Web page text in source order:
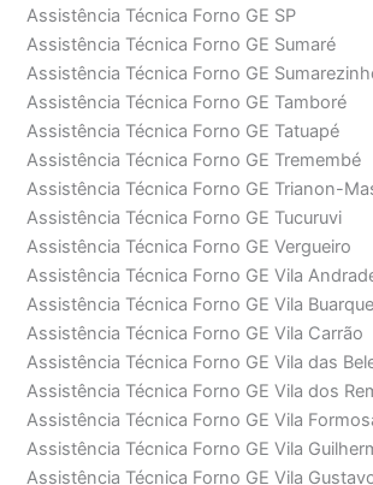
Assistência Técnica Forno GE SP
Assistência Técnica Forno GE Sumaré
Assistência Técnica Forno GE
Assistência Técnica Forno GE Tamboré
Assistência Técnica Forno GE Tatuapé
Assistência Técnica Forno GE Tremembé
Assistência Técnica Forno GE Trianon-
Assistência Técnica Forno GE Tucuruvi
Assistência Técnica Forno GE Vergueiro
Assistência Técnica Forno GE Vila
Assistência Técnica Forno GE Vila Buarque
Assistência Técnica Forno GE Vila Carrão
Assistência Técnica Forno GE Vila das
Assistência Técnica Forno GE Vila dos
Assistência Técnica Forno GE Vila
Assistência Técnica Forno GE Vila
Assistência Técnica Forno GE Vila